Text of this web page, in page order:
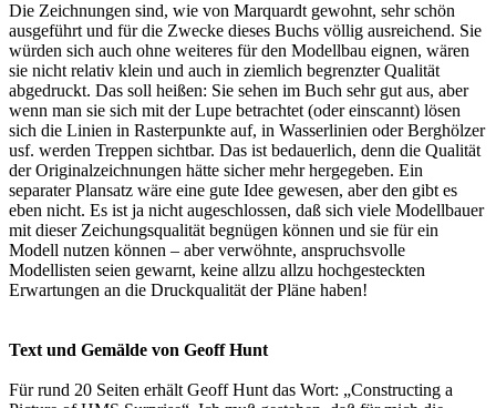
Die Zeichnungen sind, wie von Marquardt gewohnt, sehr schön
ausgeführt und für die Zwecke dieses Buchs völlig ausreichend. Sie
würden sich auch ohne weiteres für den Modellbau eignen, wären
sie nicht relativ klein und auch in ziemlich begrenzter Qualität
abgedruckt. Das soll heißen: Sie sehen im Buch sehr gut aus, aber
wenn man sie sich mit der Lupe betrachtet (oder einscannt) lösen
sich die Linien in Rasterpunkte auf, in Wasserlinien oder Berghölzer
usf. werden Treppen sichtbar. Das ist bedauerlich, denn die Qualität
der Originalzeichnungen hätte sicher mehr hergegeben. Ein
separater Plansatz wäre eine gute Idee gewesen, aber den gibt es
eben nicht. Es ist ja nicht augeschlossen, daß sich viele Modellbauer
mit dieser Zeichungsqualität begnügen können und sie für ein
Modell nutzen können – aber verwöhnte, anspruchsvolle
Modellisten seien gewarnt, keine allzu allzu hochgesteckten
Erwartungen an die Druckqualität der Pläne haben!
Text und Gemälde von Geoff Hunt
Für rund 20 Seiten erhält Geoff Hunt das Wort: „Constructing a